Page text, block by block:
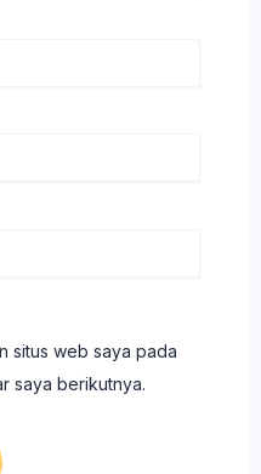
situs web saya pada
saya berikutnya.